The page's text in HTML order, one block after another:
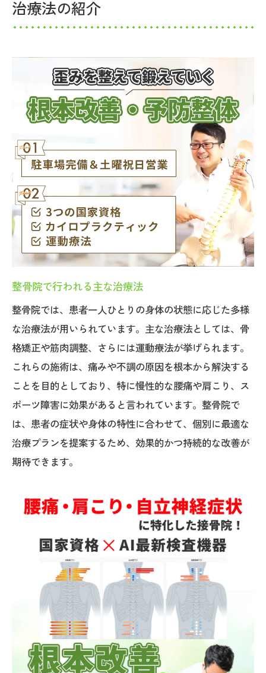
治療法の紹介
整骨院で行われる主な治療法
整骨院では、患者一人ひとりの身体の状態に応じた多様
な治療法が用いられています。主な治療法としては、骨
格矯正や筋肉調整、さらには運動療法が挙げられます。
これらの施術は、痛みや不調の原因を根本から解決する
ことを目的としており、特に慢性的な腰痛や肩こり、ス
ポーツ障害に効果があると言われています。整骨院で
は、患者の症状や身体の特性に合わせて、個別に最適な
治療プランを提案するため、効果的かつ持続的な改善が
期待できます。